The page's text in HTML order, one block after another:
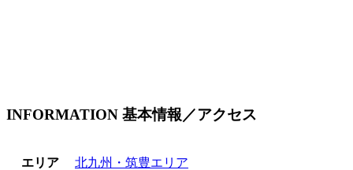
INFORMATION 基本情報／アクセス
エリア 北九州・筑豊エリア